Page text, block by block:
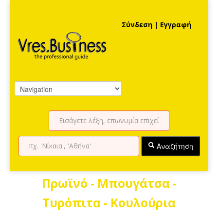
Σύνδεση | Εγγραφή
Αναζήτηση
Πρωϊνό - Μπουγάτσα -
Τυρόπιτα - Κουλούρια